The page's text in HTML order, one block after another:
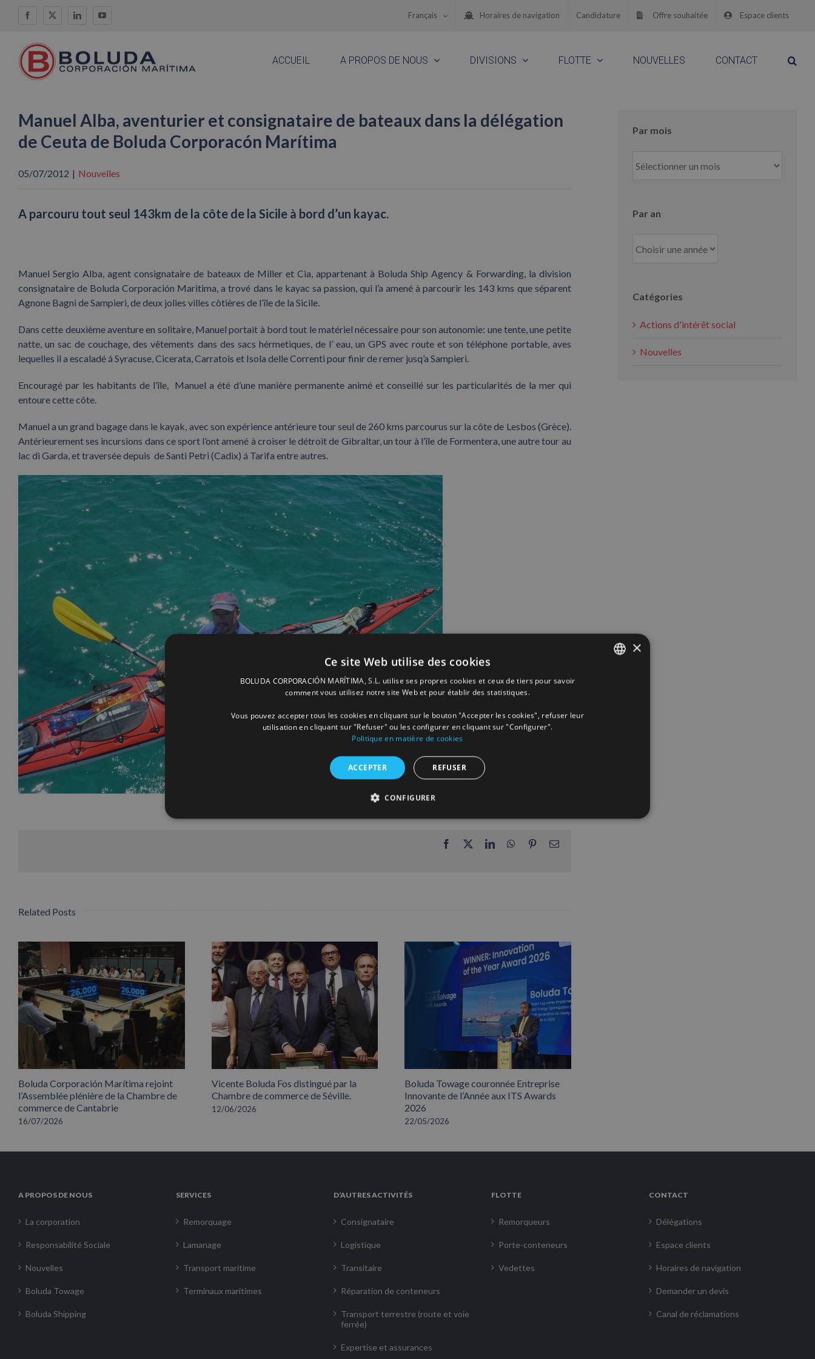
Facebook
X LinkedInYouTube Français Horaires de navigation Candidature Offre souhaitée Espace clients
ACCUEIL A PROPOS DE NOUS DIVISIONS FLOTTE NOUVELLES CONTACT
Manuel Alba, aventurier et consignataire de bateaux dans la délégation
de Ceuta de Boluda Corporacón Marítima
05/07/2012 | Nouvelles
A parcouru tout seul 143km de la côte de la Sicile à bord d’un kayac.
Manuel Sergio Alba, agent consignataire de bateaux de Miller et Cia, appartenant à Boluda Ship Agency & Forwarding, la division
consignataire de Boluda Corporación Maritima, a trové dans le kayac sa passion, qui l’a amené à parcourir les 143 kms que séparent
Agnone Bagni de Sampieri, de deux jolies villes côtières de l’île de la Sicile.
Dans cette deuxième aventure en solitaire, Manuel portait à bord tout le matériel nécessaire pour son autonomie: une tente, une petite
natte, un sac de couchage, des vêtements dans des sacs hérmetiques, de l’ eau, un GPS avec route et son téléphone portable, aves
lequelles il a escaladé á Syracuse, Cicerata, Carratois et Isola delle Correnti pour finir de remer jusq’a Sampieri.
Encouragé par les habitants de l’île, Manuel a été d’une manière permanente animé et conseillé sur les particularités de la mer qui
entoure cette côte.
Manuel a un grand bagage dans le kayak, avec son expérience antérieure tour seul de 260 kms parcourus sur la côte de Lesbos (Grèce).
Antérieurement ses incursions dans ce sport l’ont amené à croiser le détroit de Gibraltar, un tour à l’île de Formentera, une autre tour au
lac di Garda, et traversée depuis de Santi Petri (Cadix) á Tarifa entre autres.
Facebook
X LinkedInWhatsApp
PinterestEmail
Related Posts
Boluda Corporación Marítima rejoint
l’Assemblée plénière de la Chambre de
commerce de Cantabrie
16/07/2026
Vicente Boluda Fos distingué par la
Chambre de commerce de Séville.
12/06/2026
Boluda Towage couronnée Entreprise
Innovante de l’Année aux ITS Awards
2026
22/05/2026
Par mois
mois
Par an
Catégories
Actions d'intérêt social
Nouvelles
A PROPOS DE NOUS
La corporation
Responsabilité Sociale
Nouvelles
Boluda Towage
Boluda Shipping
SERVICES
Remorquage
Lamanage
Transport maritime
Terminaux maritimes
D’AUTRES ACTIVITÉS
Consignataire
Logistique
Transitaire
Réparation de conteneurs
Transport terrestre (route et voie
ferrée)
Expertise et assurances
FLOTTE
Remorqueurs
Porte-conteneurs
Vedettes
CONTACT
Délégations
Espace clients
Horaires de navigation
Demander un devis
Canal de réclamations
×
Ce site Web utilise des cookies
BOLUDA CORPORACIÓN MARÍTIMA, S.L. utilise ses propres cookies et ceux de tiers pour savoir
comment vous utilisez notre site Web et pour établir des statistiques.
Vous pouvez accepter tous les cookies en cliquant sur le bouton "Accepter les cookies", refuser leur
utilisation en cliquant sur "Refuser" ou les configurer en cliquant sur "Configurer".
Politique en matière de cookies
ACCEPTER REFUSER
CONFIGURER